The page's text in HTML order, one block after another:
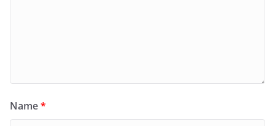
Name*